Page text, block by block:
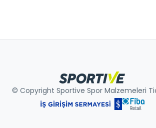
© Copyright Sportive Spor Malzemeleri